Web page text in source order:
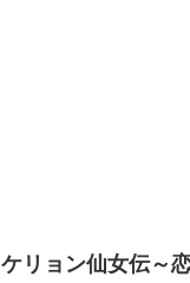
ケリョン仙女伝～